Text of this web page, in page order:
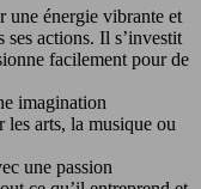
une énergie vibrante et
ses actions. Il s’investit
facilement pour de
imagination
arts, la musique ou
une passion